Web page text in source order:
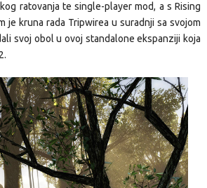
ratovanja tesingle-player mod, a s Rising
je kruna rada Tripwirea u suradnji sa svojom
svoj obol u ovoj standaloneekspanziji koja